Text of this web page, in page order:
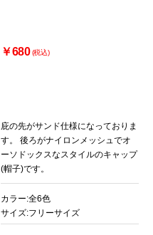
￥680 (税込)
庇の先がサンド仕様になっておりま
す。 後ろがナイロンメッシュでオ
ーソドックスなスタイルのキャップ
(帽子)です。
カラー:全6色
サイズ:フリーサイズ